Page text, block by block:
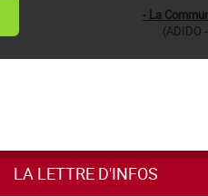
- La
(ADIDO
LA LETTRE D'INFOS